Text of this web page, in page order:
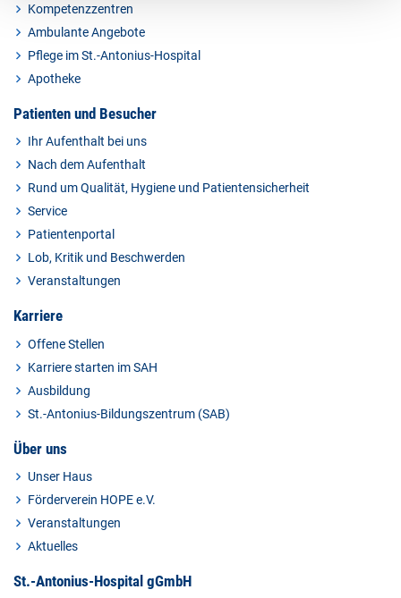
Kompetenzzentren
Ambulante Angebote
Pflege im St.-Antonius-Hospital
Apotheke
Patienten und Besucher
Ihr Aufenthalt bei uns
Nach dem Aufenthalt
Rund um Qualität, Hygiene und Patientensicherheit
Service
Patientenportal
Lob, Kritik und Beschwerden
Veranstaltungen
Karriere
Offene Stellen
Karriere starten im SAH
Ausbildung
St.-Antonius-Bildungszentrum (SAB)
Über uns
Unser Haus
Förderverein HOPE e.V.
Veranstaltungen
Aktuelles
St.-Antonius-Hospital gGmbH